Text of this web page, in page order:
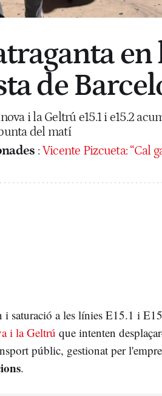
en
de
i la Geltrú e15.1 i e15.2
del matí
: Vicente Pizcueta: “Cal
i saturació a les línies E15.1 i
i la Geltrú que intenten
públic, gestionat per
.